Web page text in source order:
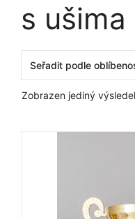
s ušima
Zobrazen jediný